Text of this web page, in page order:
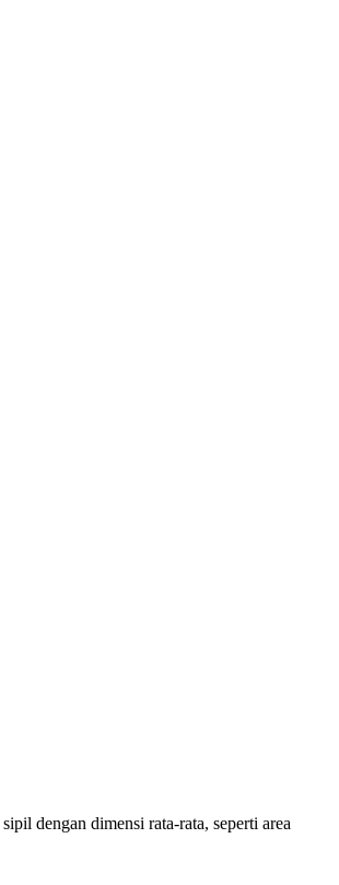
dengan dimensi rata-rata, seperti area